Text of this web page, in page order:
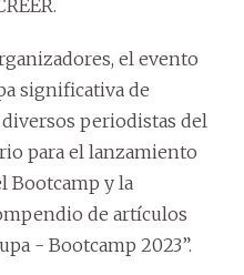
el evento
significativa de
periodistas del
para el lanzamiento
Bootcamp y la
de artículos
- Bootcamp 2023”.